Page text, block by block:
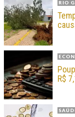
RIO
R$